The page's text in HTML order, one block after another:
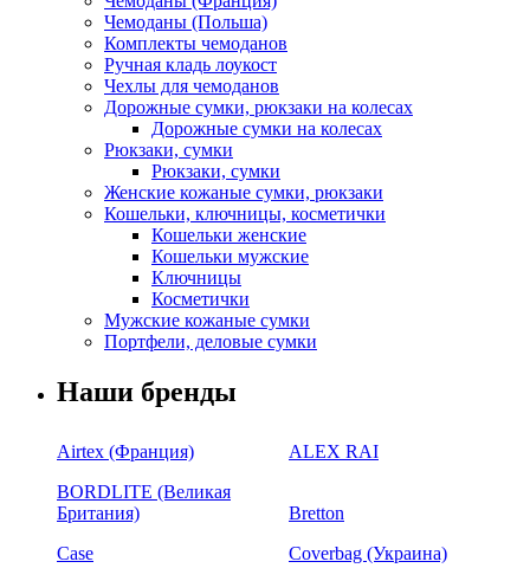
Чемоданы (Польша)
Комплекты чемоданов
Ручная кладь лоукост
Чехлы для чемоданов
Дорожные сумки, рюкзаки на колесах
Дорожные сумки на колесах
Рюкзаки, сумки
Рюкзаки, сумки
Женские кожаные сумки, рюкзаки
Кошельки, ключницы, косметички
Кошельки женские
Кошельки мужские
Ключницы
Косметички
Мужские кожаные сумки
Портфели, деловые сумки
Наши бренды
Airtex (Франция)
ALEX RAI
BORDLITE (Великая
Британия)
Bretton
Case
Coverbag (Украина)